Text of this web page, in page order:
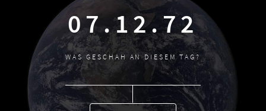
07.12.72
WAS GESCHAH AN DIESEM TAG?